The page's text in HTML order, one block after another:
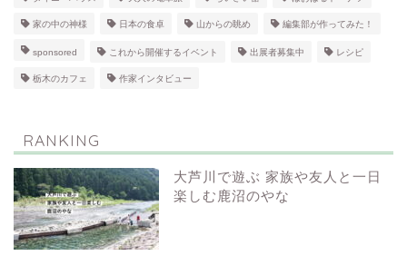
家の中の神様 日本の食卓 山からの眺め 編集部が作ってみた！
sponsored これから開催するイベント 出展者募集中 レシピ
栃木のカフェ 作家インタビュー
RANKING
大芦川で遊ぶ 家族や友人と一日
楽しむ鹿沼のやな